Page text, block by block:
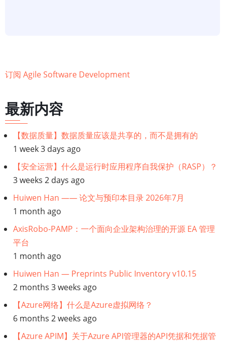
里
始：
敏
模
型
驱
动
开
发
扩
敏
捷
软
件
开
订阅 Agile Software Development
最新内容
【数据质量】数据质量应该是共享的，而不是拥有的
1 week 3 days ago
【安全运营】什么是运行时应用程序自我保护（RASP）？
3 weeks 2 days ago
Huiwen Han —— 论文与预印本目录 2026年7月
1 month ago
AxisRobo-PAMP：一个面向企业架构治理的开源 EA 管理
平台
1 month ago
Huiwen Han — Preprints Public Inventory v10.15
2 months 3 weeks ago
【Azure网络】什么是Azure虚拟网络？
6 months 2 weeks ago
【Azure APIM】关于Azure API管理器的API凭据和凭据管